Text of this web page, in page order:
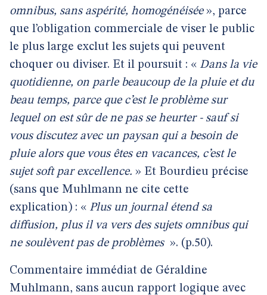
omnibus, sans aspérité, homogénéisée», parce
que l’obligation commerciale de viser le public
le plus large exclut les sujets qui peuvent
choquer ou diviser. Et il poursuit : « Dans la vie
quotidienne, on parle beaucoup de la pluie et du
beau temps, parce que c’est le problème sur
lequel on est sûr de ne pas se heurter - sauf si
vous discutez avec un paysan qui a besoin de
pluie alors que vous êtes en vacances, c’est le
sujet soft par excellence. » Et Bourdieu précise
(sans que Muhlmann ne cite cette
explication) : « Plus un journal étend sa
diffusion, plus il va vers des sujets omnibus qui
ne soulèvent pas de problèmes ». (p.50).
Commentaire immédiat de Géraldine
Muhlmann, sans aucun rapport logique avec